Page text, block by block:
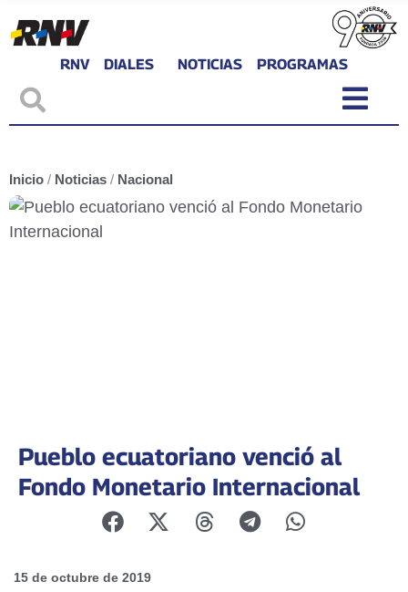
RNV DIALES NOTICIAS PROGRAMAS
Inicio / Noticias / Nacional
Pueblo ecuatoriano venció al
Fondo Monetario Internacional
15 de octubre de 2019